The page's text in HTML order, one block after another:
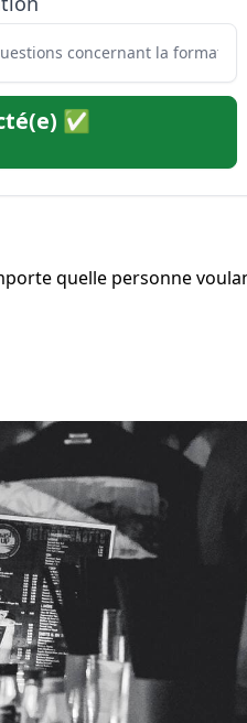
✅
quelle personne